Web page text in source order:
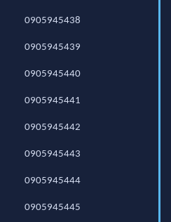
0905945438
0905945439
0905945440
0905945441
0905945442
0905945443
0905945444
0905945445